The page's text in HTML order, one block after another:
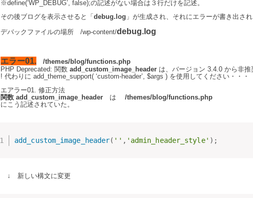
※define(‘WP_DEBUG’, false);の記述がない場合は３行だけを記述。
その後ブログを表示させると「 debug.log 」が生成され、それにエラーが書き出され
デバックファイルの場所 /wp-content/debug.log
エラー01. /themes/blog/functions.php
PHP Deprecated: 関数 add_custom_image_header は、バージョン 3.4.0 から非推
! 代わりに add_theme_support( ‘custom-header’, $args ) を使用してください・・・
エアラー01. 修正方法
関数 add_custom_image_header は /themes/blog/functions.php
にこう記述されていた。
add_custom_image_header( '' , 'admin_header_style' ) ;
↓ 新しい構文に変更